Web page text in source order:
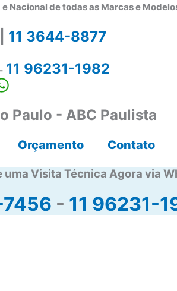
Nacional de todas as Marcas e
11 3644-8877
- 11 96231-1982
Paulo - ABC Paulista
Orçamento Contato
uma Visita Técnica Agora via
7456 - 11 96231-